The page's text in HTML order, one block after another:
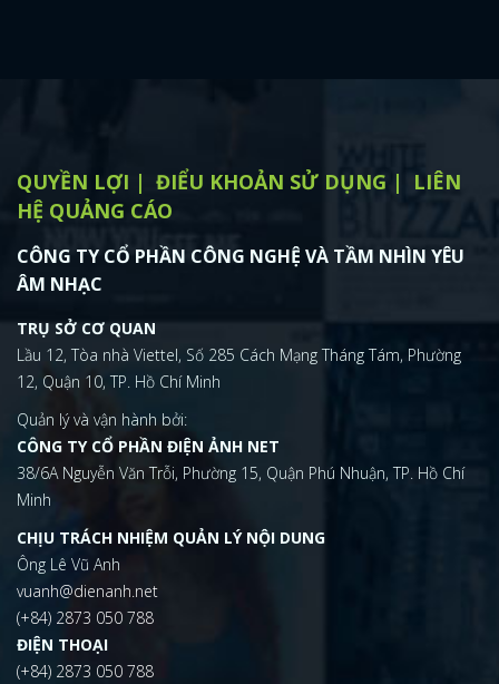
QUYỀN LỢI ĐIỂU KHOẢN SỬ DỤNG
LIÊN
HỆ QUẢNG CÁO
CÔNG TY CỔ PHẦN CÔNG NGHỆ VÀ TẦM NHÌN YÊU
ÂM NHẠC
TRỤ SỞ CƠ QUAN
Lầu 12, Tòa nhà Viettel, Số 285 Cách Mạng Tháng Tám, Phường
12, Quận 10, TP. Hồ Chí Minh
Quản lý và vận hành bởi:
CÔNG TY CỔ PHẦN ĐIỆN ẢNH NET
38/6A Nguyễn Văn Trỗi, Phường 15, Quận Phú Nhuận, TP. Hồ Chí
Minh
CHỊU TRÁCH NHIỆM QUẢN LÝ NỘI DUNG
Ông Lê Vũ Anh
vuanh@dienanh.net
(+84) 2873 050 788
ĐIỆN THOẠI
(+84) 2873 050 788